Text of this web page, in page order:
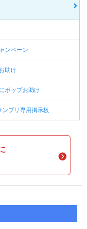
ンペーン
助け
ポップお助け
ンプリ専用掲示板